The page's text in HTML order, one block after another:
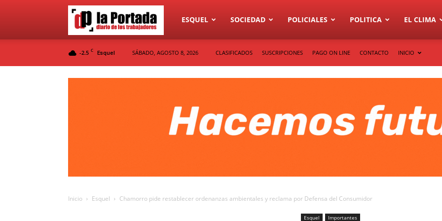
Diario
ESQUEL SOCIEDAD POLICIALES POLITICA EL CLIMA
-2.5 C Esquel SÁBADO, AGOSTO 8, 2026 CLASIFICADOS SUSCRIPCIONES PAGO ON LINE CONTACTO INICIO
Inicio Esquel Chamorro pide restablecer ordenanzas ambientales y reclama por Defensa del Consumidor
Esquel Importantes